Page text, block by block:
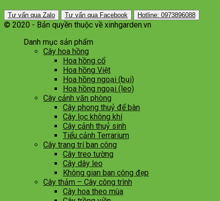
Tư vấn qua Zalo Tư vấn qua Facebook Hotline: 0973896088
© 2020 - Bản quyền thuộc về xinhgarden.vn
Danh mục sản phẩm
Cây hoa hồng
Hoa hồng cổ
Hoa hồng Việt
Hoa hồng ngoại (bụi)
Hoa hồng ngoại (leo)
Cây cảnh văn phòng
Cây phong thuỷ để bàn
Cây lọc không khí
Cây cảnh thuỷ sinh
Tiểu cảnh Terrarium
Cây trang trí ban công
Cây treo tường
Cây dây leo
Không gian ban công đẹp
Cây thảm – Cây công trình
Cây hoa theo mùa